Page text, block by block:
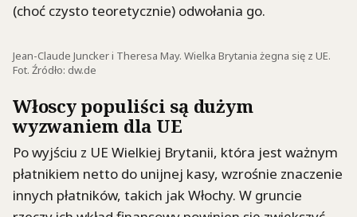
(choć czysto teoretycznie) odwołania go.
Jean-Claude Juncker i Theresa May. Wielka Brytania żegna się z UE.
Fot. Źródło: dw.de
Włoscy populiści są dużym
wyzwaniem dla UE
Po wyjściu z UE Wielkiej Brytanii, która jest ważnym
płatnikiem netto do unijnej kasy, wzrośnie znaczenie
innych płatników, takich jak Włochy. W gruncie